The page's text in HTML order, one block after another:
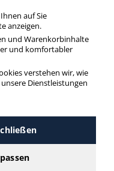
in bester Qualität
Hefter / Mappen A4
Funktion.
auf Sie
anzeigen.
und Warenkorbinhalte
und komfortabler
verstehen wir, wie
Dienstleistungen